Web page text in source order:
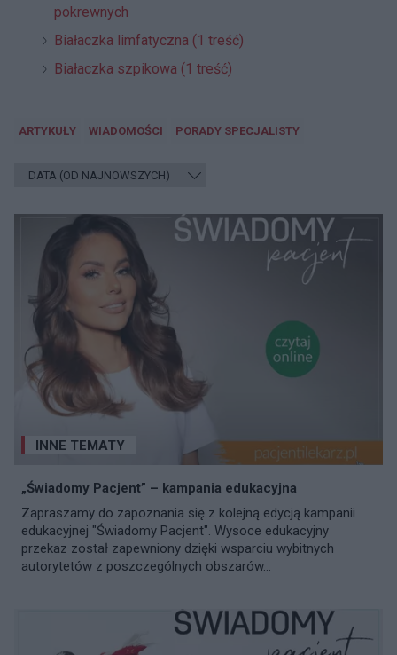
pokrewnych
Białaczka limfatyczna (1 treść)
Białaczka szpikowa (1 treść)
ARTYKUŁY WIADOMOŚCI PORADY SPECJALISTY
INNE TEMATY
„Świadomy Pacjent” – kampania edukacyjna
Zapraszamy do zapoznania się z kolejną edycją kampanii
edukacyjnej "Świadomy Pacjent". Wysoce edukacyjny
przekaz został zapewniony dzięki wsparciu wybitnych
autorytetów z poszczególnych obszarów...